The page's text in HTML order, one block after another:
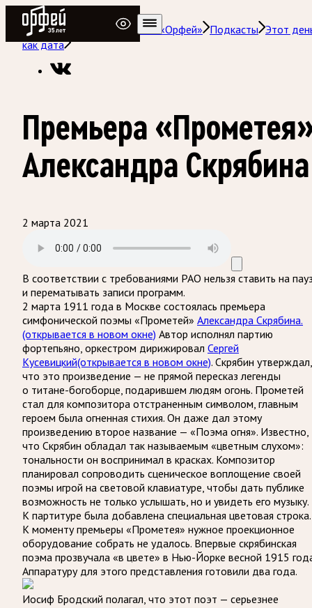
Радио Орфей
Радио классической музыки «Орфей» Подкасты Этот
как дата
Премьера
Александра Скрябина
2 марта 2021
В соответствии с требованиями РАО нельзя ставить на
и перематывать записи программ.
2 марта 1911 года в Москве состоялась премьера
симфонической поэмы «Прометей» Александра Скрябина.
(открывается в новом окне) Автор исполнял партию
фортепьяно, оркестром дирижировал Сергей
Кусевицкий(открывается в новом окне). Скрябин утверждал,
что это произведение — не прямой пересказ легенды
о титане-богоборце, подарившем людям огонь. Прометей
стал для композитора отстраненным символом, главным
героем была огненная стихия. Он даже дал этому
произведению второе название — «Поэма огня». Известно,
что Скрябин обладал так называемым «цветным слухом»:
тональности он воспринимал в красках. Композитор
планировал сопроводить сценическое воплощение своей
поэмы игрой на световой клавиатуре, чтобы дать публике
возможность не только услышать, но и увидеть его музыку.
К партитуре была добавлена специальная цветовая строка.
К моменту премьеры «Прометея» нужное проекционное
оборудование собрать не удалось. Впервые скрябинская
поэма прозвучала «в цвете» в Нью-Йорке весной 1915
Аппаратуру для этого представления готовили два года.
Иосиф Бродский полагал, что этот поэт — серьезнее